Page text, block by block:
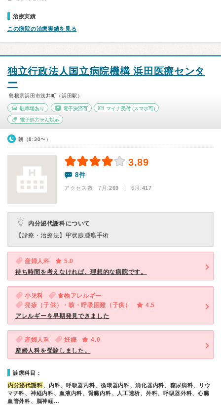
治療実績
この病院の治療実績を見る
独立行政法人国立病院機構 浜田医療センタ
ー
島根県浜田市浅井町（浜田駅）
駐車場あり 電子決済可 マイナ受付 (スマホ可)
電子処方せん対応
朝（8:30〜）
3.89
8件
アクセス数 7月:269 | 6月:417
内分泌代謝科について
【診療・治療法】 甲状腺腫瘍手術
産婦人科
5.0
待ち時間を考えなければ、理想的な病院です。
小児科
食物アレルギー
発疹（子供）・咳・呼吸困難（子供）
4.5
アレルギーを早期発見できました
産婦人科 妊娠
4.0
産婦人科を受診しました。
診療科目：
内分泌代謝科、内科、呼吸器内科、循環器内科、消化器内科、糖尿病科、リウ
マチ科、神経内科、血液内科、腎臓内科、人工透析、外科、呼吸器外科、心臓
血管外科、脳神経…